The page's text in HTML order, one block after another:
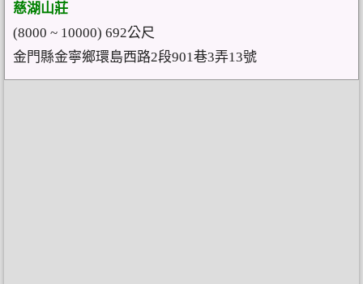
慈湖山莊
(8000 ~ 10000) 692公尺
金門縣金寧鄉環島西路2段901巷3弄13號